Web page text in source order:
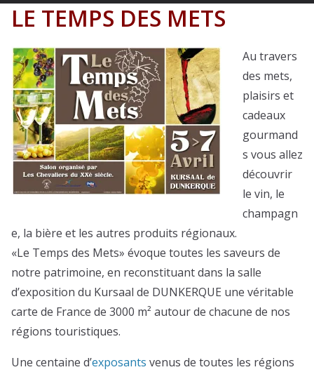
LE TEMPS DES METS
Au travers
des mets,
plaisirs et
cadeaux
gourmand
s vous allez
découvrir
le vin, le
champagn
e, la bière et les autres produits régionaux.
«Le Temps des Mets» évoque toutes les saveurs de
notre patrimoine, en reconstituant dans la salle
d’exposition du Kursaal de DUNKERQUE une véritable
carte de France de 3000 m² autour de chacune de nos
régions touristiques.
Une centaine d’exposants venus de toutes les régions